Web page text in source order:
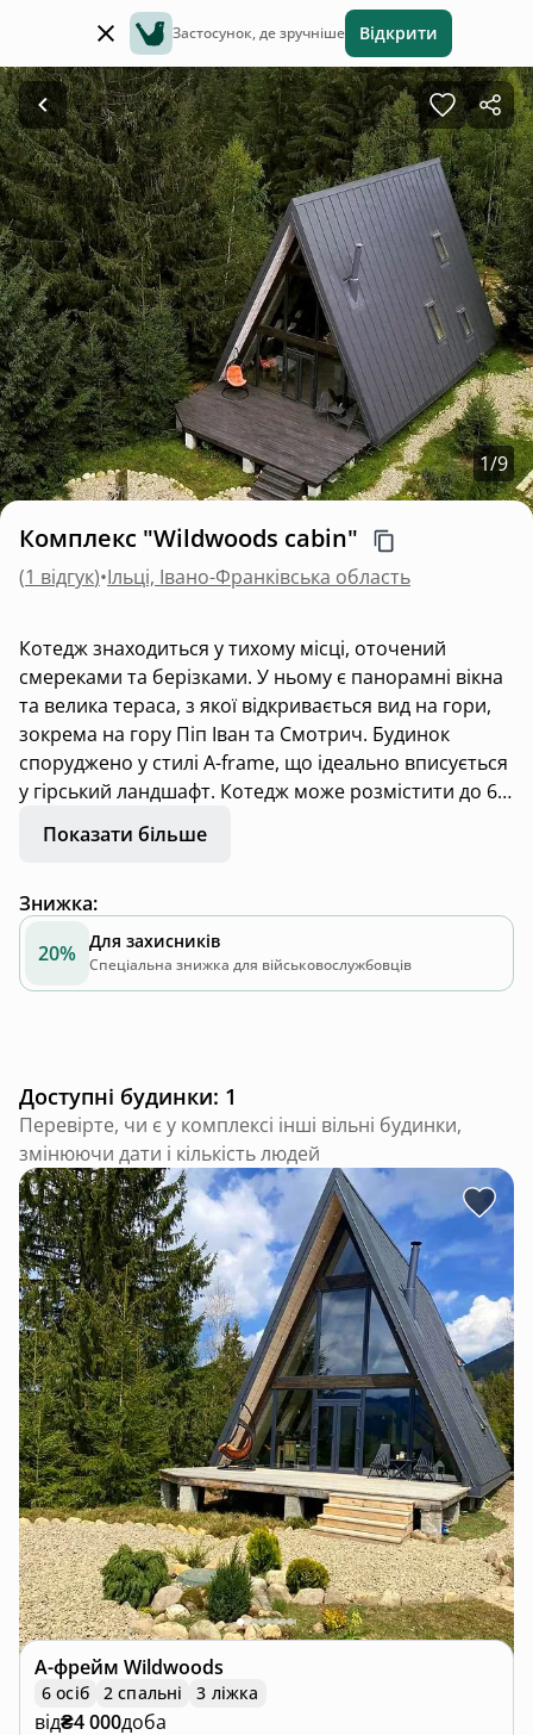
Застосунок, де зручніше Відкрити
1/9
Комплекс "Wildwoods cabin"
(1 відгук)•Ільці, Івано-Франківська область
Котедж знаходиться у тихому місці, оточений
смереками та берізками. У ньому є панорамні вікна
та велика тераса, з якої відкривається вид на гори,
зокрема на гору Піп Іван та Смотрич. Будинок
споруджено у стилі А-frame, що ідеально вписується
у гірський ландшафт. Котедж може розмістити до 6
гостей. Для доїзду слід подолати відстань 1,3 км від
траси по гравійній і грунтовій дорозі, яку можна
необхідності доступна стоянка внизу і можливий
трансфер нагору.
Показати більше
Знижка:
20% Для захисників
Спеціальна знижка для військовослужбовців
Доступні будинки: 1
Перевірте, чи є у комплексі інші вільні будинки,
змінюючи дати і кількість людей
А-фрейм Wildwoods
6 осіб 2 спальні 3 ліжка
від₴4 000доба